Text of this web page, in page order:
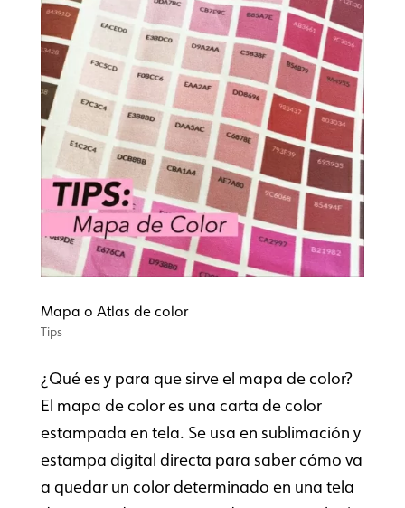
Mapa o Atlas de color
Tips
¿Qué es y para que sirve el mapa de color?
El mapa de color es una carta de color
estampada en tela. Se usa en sublimación y
estampa digital directa para saber cómo va
a quedar un color determinado en una tela